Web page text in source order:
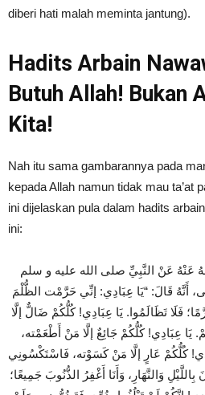
diberi hati malah meminta jantung).
Hadits Arbain
Butuh Allah! Bukan
Kita!
Nah itu sama gambarannya pada
kepada Allah namun tidak mau ta’at
ini dijelaskan pula dalam hadits
ini:
عَنْهُ عَنْ النَّبِيِّ صلى الله عليه و سلم
أَنَّهُ قَالَ: “يَا عِبَادِي: إنِّي حَرَّمْت الظُّلْمَ
فَلَا تَظَالَمُوا. يَا عِبَادِي! كُلُّكُمْ ضَالٌّ إلَّا
يَا عِبَادِي! كُلُّكُمْ جَائِعٌ إلَّا مَنْ أَطْعَمْته،
كُلُّكُمْ عَارٍ إلَّا مَنْ كَسَوْته، فَاسْتَكْسُونِي
وَالنَّهَارِ، وَأَنَا أَغْفِرُ الذُّنُوبَ جَمِيعًا؛